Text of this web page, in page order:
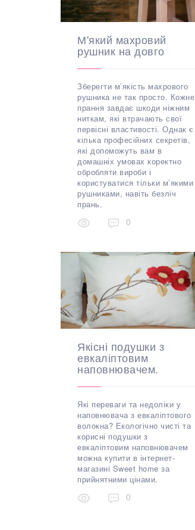
М'який махровий
рушник на довго
Зберегти м’якість махрового
рушника не так просто. Кожне
прання завдає шкоди ніжним
ниткам, які втрачають свої
первісні властивості. Однак є
кілька професійних секретів,
які допоможуть вам в
домашніх умовах коректно
обробляти вироби і
користуватися тільки м’якими
рушниками, навіть безліч
прань.
0
Якісні подушки з
евкаліптовим
наповнювачем.
Які переваги та недоліки у
наповнювача з евкаліптового
волокна? Екологічно чисті та
корисні подушки з
евкаліптовим наповнювачем
можна купити в інтернет-
магазині Sweet home за
прийнятними цінами.
0